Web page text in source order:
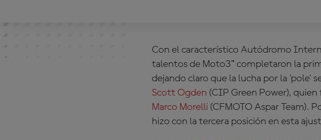
Con el característico Autódromo
talentos de Moto3™ completaron la
dejando claro que la lucha por la 'pole'
Scott Ogden (CIP Green Power), quien
Marco Morelli (CFMOTO Aspar Team).
hizo con la tercera posición en esta